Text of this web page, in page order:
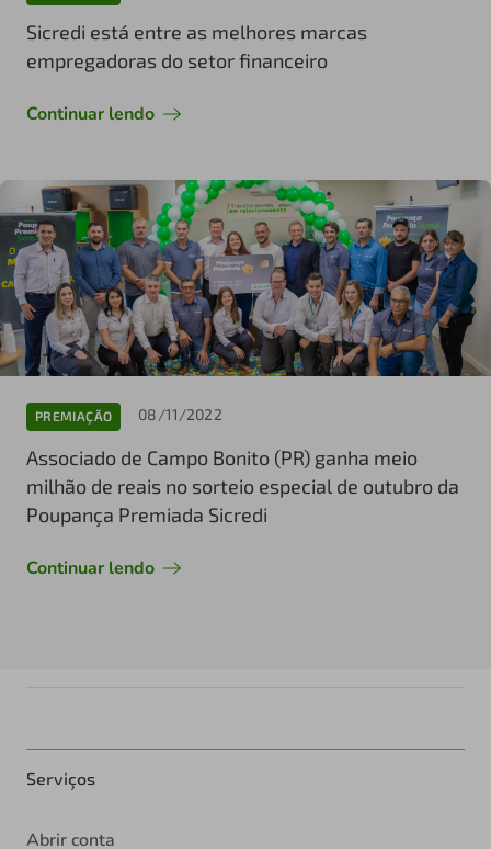
Sicredi está entre as melhores marcas
empregadoras do setor financeiro
Continuar lendo
PREMIAÇÃO 08/11/2022
Associado de Campo Bonito (PR) ganha meio
milhão de reais no sorteio especial de outubro da
Poupança Premiada Sicredi
Continuar lendo
Serviços
Abrir conta